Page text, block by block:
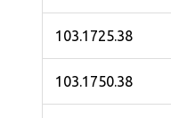
103.1725.38
103.1750.38